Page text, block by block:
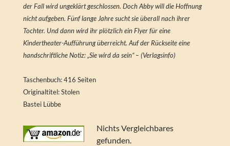
der Fall wird ungeklärt geschlossen. Doch Abby will die Hoffnung
nicht aufgeben. Fünf lange Jahre sucht sie überall nach ihrer
Tochter. Und dann wird ihr plötzlich ein Flyer für eine
Kindertheater-Aufführung überreicht. Auf der Rückseite eine
handschriftliche Notiz: „Sie wird da sein“ – (Verlagsinfo)
Taschenbuch: 416 Seiten
Originaltitel: Stolen
Bastei Lübbe
Nichts Vergleichbares
gefunden.